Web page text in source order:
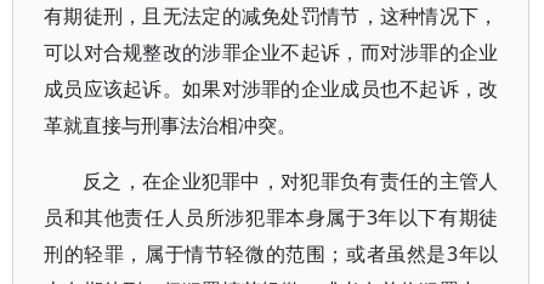
有期徒刑，且无法定的减免处罚情节，这种情况下，
可以对合规整改的涉罪企业不起诉，而对涉罪的企业
成员应该起诉。如果对涉罪的企业成员也不起诉，改
革就直接与刑事法治相冲突。
反之，在企业犯罪中，对犯罪负有责任的主管人
员和其他责任人员所涉犯罪本身属于3年以下有期徒
刑的轻罪，属于情节轻微的范围；或者虽然是3年以